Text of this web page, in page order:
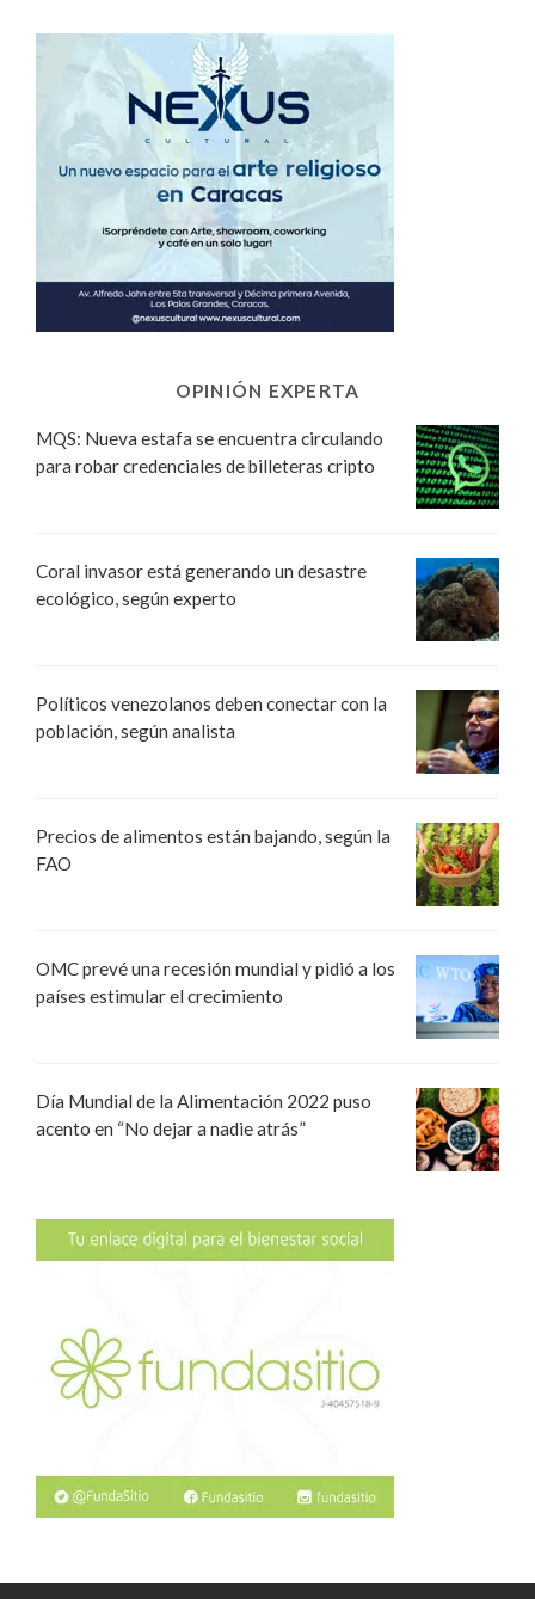
OPINIÓN EXPERTA
MQS: Nueva estafa se encuentra circulando
para robar credenciales de billeteras cripto
Coral invasor está generando un desastre
ecológico, según experto
Políticos venezolanos deben conectar con la
población, según analista
Precios de alimentos están bajando, según la
FAO
OMC prevé una recesión mundial y pidió a los
países estimular el crecimiento
Día Mundial de la Alimentación 2022 puso
acento en “No dejar a nadie atrás”